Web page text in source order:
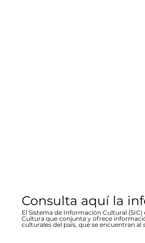
Consulta aquí la
El Sistema de Información Cultural
Cultura que conjunta y ofrece
culturales del país, que se encuentran al